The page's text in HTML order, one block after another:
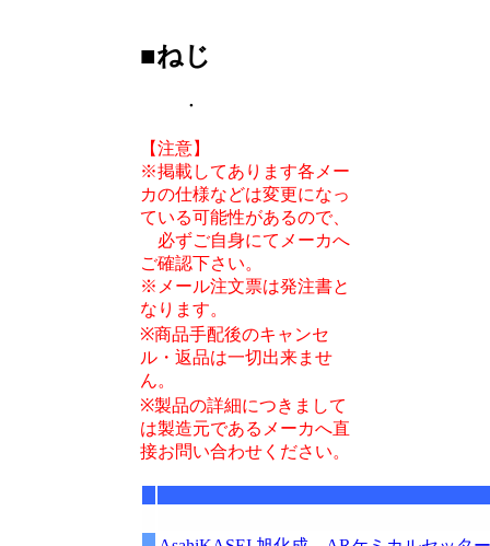
■ねじ
・
【注意】
※掲載してあります各メー
カの仕様などは変更になっ
ている可能性があるので、
必ずご自身にてメーカへ
ご確認下さい。
※メール注文票は発注書と
なります。
※商品手配後のキャンセ
ル・返品は一切出来ませ
ん。
※製品の詳細につきまして
は製造元であるメーカへ直
接お問い合わせください。